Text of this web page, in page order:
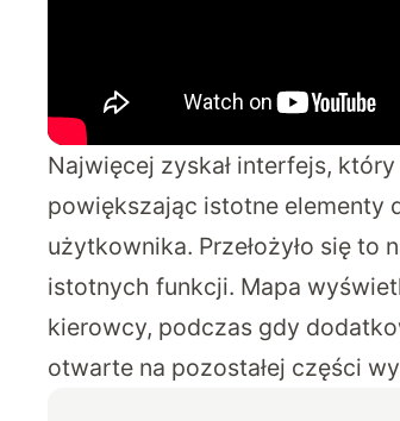
Najwięcej zyskał interfejs,
powiększając istotne elementy
użytkownika. Przełożyło się to
istotnych funkcji. Mapa
kierowcy, podczas gdy
otwarte na pozostałej części